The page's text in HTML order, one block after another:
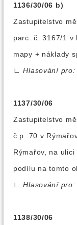
1136/30/06 b)
Zastupitelstvo
parc. č. 3167/1 v
mapy + náklady
∟
Hlasování
1137/30/06
Zastupitelstvo
č.p. 70 v
Rýmařov, na
podílu na tomto
∟
Hlasování
1138/30/06